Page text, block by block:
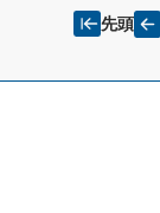
先頭